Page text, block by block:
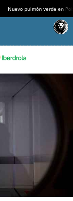
Nuevo pulmón verde en